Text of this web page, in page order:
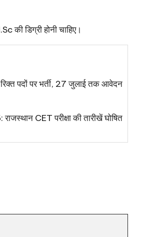
की डिग्री होनी चाहिए।
पदों पर भर्ती, 27 जुलाई तक आवेदन
CET परीक्षा की तारीखें घोषित